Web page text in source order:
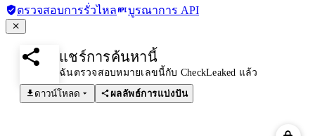
ตรวจสอบการรั่วไหล บูรณาการ API
แชร์การค้นหานี้
ฉันตรวจสอบหมายเลขนี้กับ CheckLeaked แล้ว
ดาวน์โหลด
ผลลัพธ์การแบ่งปัน